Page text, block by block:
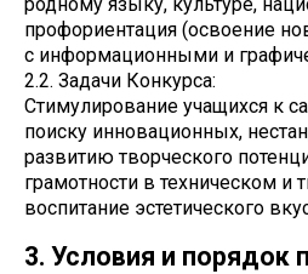
профориентация (освоение
с информационными и
2.2. Задачи Конкурса:
Стимулирование учащихся к
поиску инновационных,
развитию творческого
грамотности в техническом и
воспитание эстетического
3. Условия и порядок